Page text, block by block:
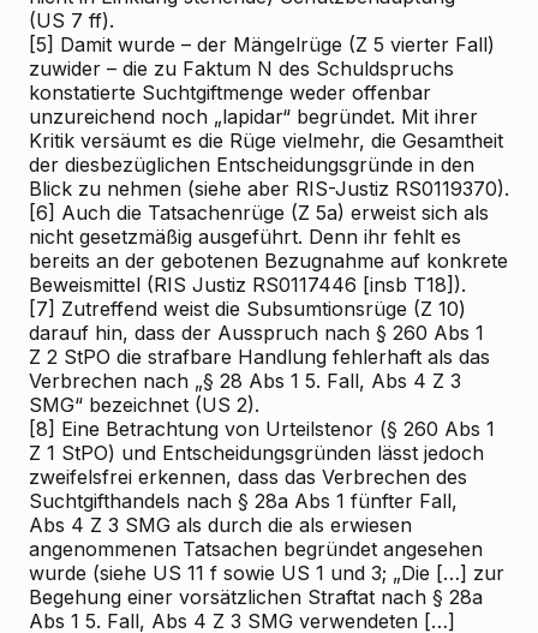
(US 7 ff).
[5] Damit wurde – der Mängelrüge (Z 5 vierter Fall)
zuwider – die zu Faktum N des Schuldspruchs
konstatierte Suchtgiftmenge weder offenbar
unzureichend noch „lapidar“ begründet. Mit ihrer
Kritik versäumt es die Rüge vielmehr, die Gesamtheit
der diesbezüglichen Entscheidungsgründe in den
Blick zu nehmen (siehe aber RIS-Justiz RS0119370).
[6] Auch die Tatsachenrüge (Z 5a) erweist sich als
nicht gesetzmäßig ausgeführt. Denn ihr fehlt es
bereits an der gebotenen Bezugnahme auf konkrete
Beweismittel (RIS Justiz RS0117446 [insb T18]).
[7] Zutreffend weist die Subsumtionsrüge (Z 10)
darauf hin, dass der Ausspruch nach § 260 Abs 1
Z 2 StPO die strafbare Handlung fehlerhaft als das
Verbrechen nach „§ 28 Abs 1 5. Fall, Abs 4 Z 3
SMG“ bezeichnet (US 2).
[8] Eine Betrachtung von Urteilstenor (§ 260 Abs 1
Z 1 StPO) und Entscheidungsgründen lässt jedoch
zweifelsfrei erkennen, dass das Verbrechen des
Suchtgifthandels nach § 28a Abs 1 fünfter Fall,
Abs 4 Z 3 SMG als durch die als erwiesen
angenommenen Tatsachen begründet angesehen
wurde (siehe US 11 f sowie US 1 und 3; „Die […] zur
Begehung einer vorsätzlichen Straftat nach § 28a
Abs 1 5. Fall, Abs 4 Z 3 SMG verwendeten […]